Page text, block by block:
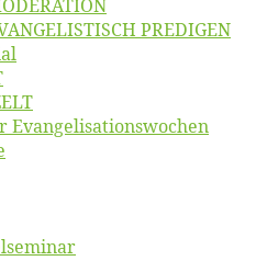
PREDIGEN
Evangelisationswochen